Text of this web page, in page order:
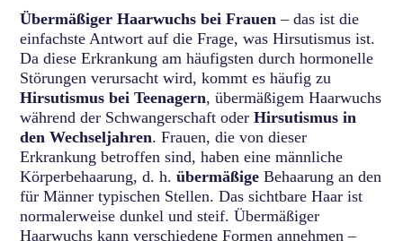
Übermäßiger Haarwuchs bei Frauen – das ist die
einfachste Antwort auf die Frage, was Hirsutismus ist.
Da diese Erkrankung am häufigsten durch hormonelle
Störungen verursacht wird, kommt es häufig zu
Hirsutismus bei Teenagern, übermäßigem Haarwuchs
während der Schwangerschaft oderHirsutismus in
den Wechseljahren. Frauen, die von dieser
Erkrankung betroffen sind, haben eine männliche
Körperbehaarung, d. h.übermäßige Behaarung an den
für Männer typischen Stellen. Das sichtbare Haar ist
normalerweise dunkel und steif. Übermäßiger
Haarwuchs kann verschiedene Formen annehmen –